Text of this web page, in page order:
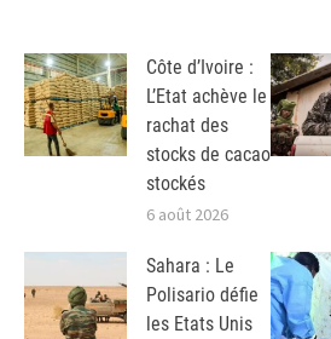
Côte d’Ivoire :
L’Etat achève le
rachat des
stocks de cacao
stockés
6 août 2026
Sahara : Le
Polisario défie
les Etats Unis